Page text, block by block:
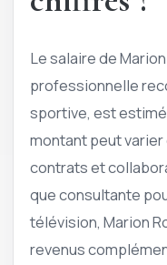
Le salaire de
professionnelle
sportive, est
montant peut
contrats et
que consultante
télévision, Marion
revenus